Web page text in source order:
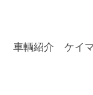
スタッフ紹介
車輌紹介 ケイ